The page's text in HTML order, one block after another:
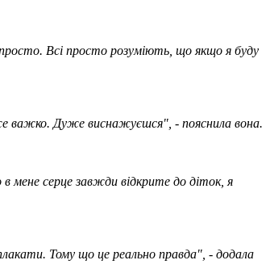
Всі просто розуміють, що якщо я буду
важко. Дуже виснажуєшся", - пояснила вона.
мене серце завжди відкрите до діток, я
Тому що це реально правда", - додала